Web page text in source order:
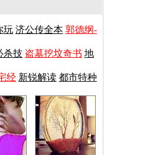
玩 济公传全本 郭德纲-
杀技 盗墓挖坟奇书 地
经 新锐解读 都市特种